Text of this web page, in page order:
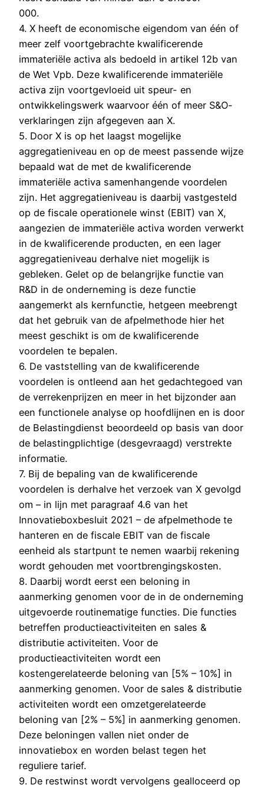
000.
4. X heeft de economische eigendom van één of
meer zelf voortgebrachte kwalificerende
immateriële activa als bedoeld in artikel 12b van
de Wet Vpb. Deze kwalificerende immateriële
activa zijn voortgevloeid uit speur- en
ontwikkelingswerk waarvoor één of meer S&O-
verklaringen zijn afgegeven aan X.
5. Door X is op het laagst mogelijke
aggregatieniveau en op de meest passende wijze
bepaald wat de met de kwalificerende
immateriële activa samenhangende voordelen
zijn. Het aggregatieniveau is daarbij vastgesteld
op de fiscale operationele winst (EBIT) van X,
aangezien de immateriële activa worden verwerkt
in de kwalificerende producten, en een lager
aggregatieniveau derhalve niet mogelijk is
gebleken. Gelet op de belangrijke functie van
R&D in de onderneming is deze functie
aangemerkt als kernfunctie, hetgeen meebrengt
dat het gebruik van de afpelmethode hier het
meest geschikt is om de kwalificerende
voordelen te bepalen.
6. De vaststelling van de kwalificerende
voordelen is ontleend aan het gedachtegoed van
de verrekenprijzen en meer in het bijzonder aan
een functionele analyse op hoofdlijnen en is door
de Belastingdienst beoordeeld op basis van door
de belastingplichtige (desgevraagd) verstrekte
informatie.
7. Bij de bepaling van de kwalificerende
voordelen is derhalve het verzoek van X gevolgd
om – in lijn met paragraaf 4.6 van het
Innovatieboxbesluit 2021 – de afpelmethode te
hanteren en de fiscale EBIT van de fiscale
eenheid als startpunt te nemen waarbij rekening
wordt gehouden met voortbrengingskosten.
8. Daarbij wordt eerst een beloning in
aanmerking genomen voor de in de onderneming
uitgevoerde routinematige functies. Die functies
betreffen productieactiviteiten en sales &
distributie activiteiten. Voor de
productieactiviteiten wordt een
kostengerelateerde beloning van [5% – 10%] in
aanmerking genomen. Voor de sales & distributie
activiteiten wordt een omzetgerelateerde
beloning van [2% – 5%] in aanmerking genomen.
Deze beloningen vallen niet onder de
innovatiebox en worden belast tegen het
reguliere tarief.
9. De restwinst wordt vervolgens gealloceerd op